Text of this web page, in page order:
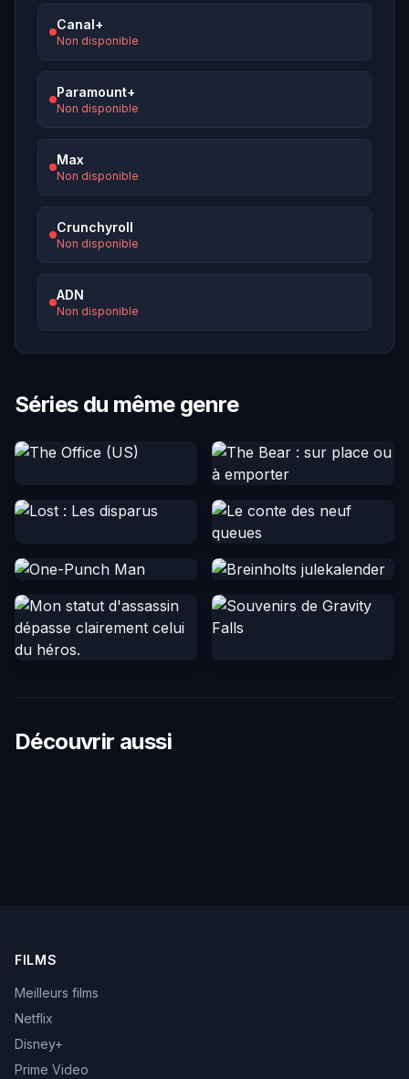
Canal+
Non disponible
Paramount+
Non disponible
Max
Non disponible
Crunchyroll
Non disponible
ADN
Non disponible
Séries du même genre
Découvrir aussi
FILMS
Meilleurs films
Netflix
Disney+
Prime Video